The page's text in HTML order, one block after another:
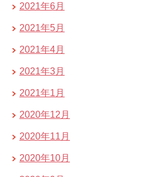
2021年6月
2021年5月
2021年4月
2021年3月
2021年1月
2020年12月
2020年11月
2020年10月